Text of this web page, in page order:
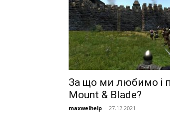
За що ми любимо і
Mount & Blade?
maxwelhelp - 27.12.2021